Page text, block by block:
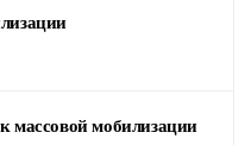
массовой мобилизации